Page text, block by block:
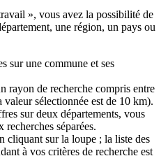
», vous avez la possibilité de
une région, un pays ou
sur une commune et ses
rayon de recherche compris entre
sélectionnée est de 10 km).
sur deux départements, vous
séparées.
cliquant sur la loupe ; la liste des
à vos critères de recherche est